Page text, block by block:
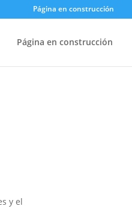
Página en construcción
Página en construcción
y el